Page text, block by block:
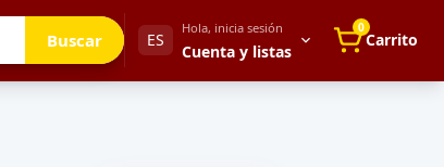
Buscar ES
Hola, inicia sesión
Cuenta y listas
0
Carrito